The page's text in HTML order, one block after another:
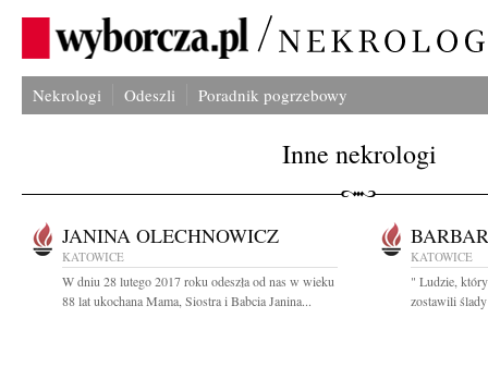
Nekrologi Odeszli Poradnik pogrzebowy
Inne nekrologi
JANINA OLECHNOWICZ
KATOWICE
W dniu 28 lutego 2017 roku odeszła od nas w wieku
88 lat ukochana Mama, Siostra i Babcia Janina...
KATOWICE
" Ludzie,
zostawili